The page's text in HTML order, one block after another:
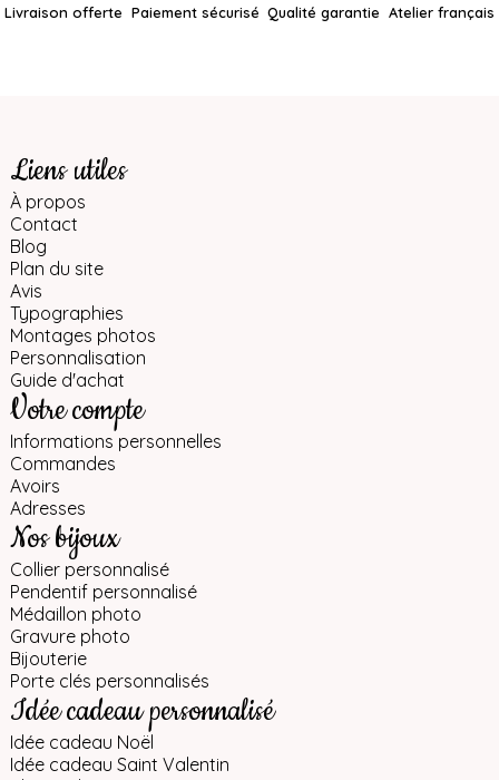
Livraison offerte Paiement sécurisé Qualité garantie Atelier français
Liens utiles
À propos
Contact
Blog
Plan du site
Avis
Typographies
Montages photos
Personnalisation
Guide d'achat
Votre compte
Informations personnelles
Commandes
Avoirs
Adresses
Nos bijoux
Collier personnalisé
Pendentif personnalisé
Médaillon photo
Gravure photo
Bijouterie
Porte clés personnalisés
Idée cadeau personnalisé
Idée cadeau Noël
Idée cadeau Saint Valentin